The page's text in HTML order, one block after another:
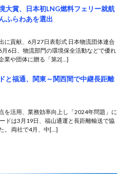
大賞、日本初LNG燃料フェリー就航
ふらわあを選出
に貢献、6月27日表彰式 日本物流団体連合
6日、物流部門の環境保全活動などで優れ
業や団体に贈る「第2[…]
と福通、関東～関西間で中継長距離
を活用、業務効率向上し「2024年問題」に
ドは3月19日、福山通運と長距離輸送で協
。 両社で4月、中[…]